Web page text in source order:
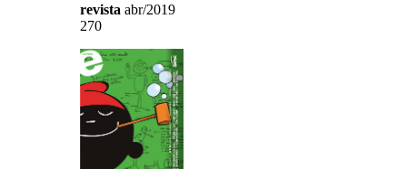
revista abr/2019
270